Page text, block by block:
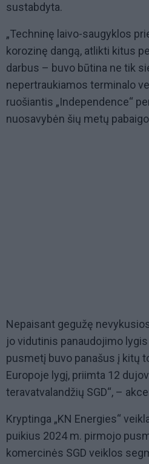
sustabdyta.
„Techninę laivo-saugyklos
korozinę dangą, atlikti kitus
darbus – buvo būtina ne tik
nepertraukiamos terminalo
ruošiantis „Independence“
nuosavybėn šių metų
Nepaisant gegužę
jo vidutinis panaudojimo
pusmetį buvo panašus į kitų
Europoje lygį, priimta 12
teravatvalandžių SGD“, –
Kryptinga „KN Energies“
puikius 2024 m. pirmojo
komercinės SGD veiklos